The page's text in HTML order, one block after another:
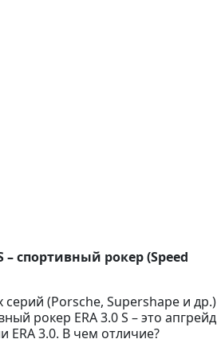
– спортивный рокер (Speed
(Porsche, Supershape и др.)
рокер ERA 3.0 S – это апгрейд
ERA 3.0. В чем отличие?